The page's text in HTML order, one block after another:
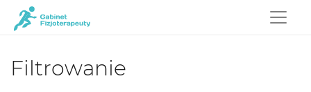
Filtrowanie